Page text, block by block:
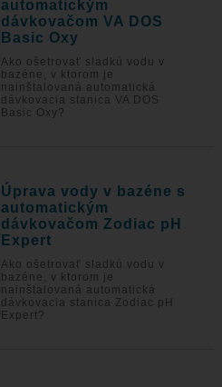
automatickým
dávkovačom VA DOS
Basic Oxy
Ako ošetrovať sladkú vodu v
bazéne, v ktorom je
nainštalovaná automatická
dávkovacia stanica VA DOS
Basic Oxy?
Úprava vody v bazéne s
automatickým
dávkovačom Zodiac pH
Expert
Ako ošetrovať sladkú vodu v
bazéne, v ktorom je
nainštalovaná automatická
dávkovacia stanica Zodiac pH
Expert?